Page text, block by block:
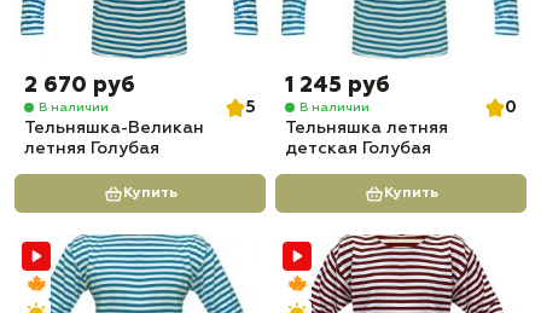
2 670 руб
В наличии
5
Тельняшка-Великан
летняя Голубая
Купить
1 245 руб
В наличии
0
Тельняшка летняя
детская Голубая
Купить